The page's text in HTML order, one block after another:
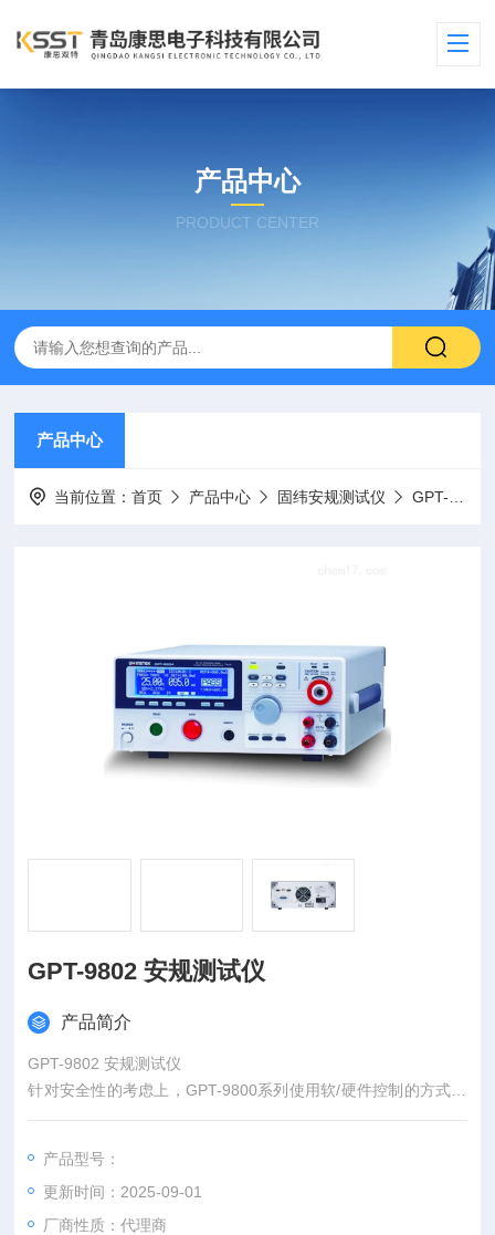
产品中心
PRODUCT CENTER
产品中心
当前位置：首页 产品中心 固纬安规测试仪 GPT-9800系列 安规测试仪
GPT-9802 安规测试仪
产品简介
GPT-9802 安规测试仪
针对安全性的考虑上，GPT-9800系列使用软/硬件控制的方式，
提供开机自测、零点启动、测试过程中侦测不正常输出电压、超
需插上特殊的连锁(Interlock)端子才能让安规测试器正常输出的
功能。
产品型号：
更新时间：2025-09-01
厂商性质：代理商